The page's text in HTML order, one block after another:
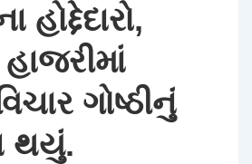
ગોષ્ઠીનું
થયું.